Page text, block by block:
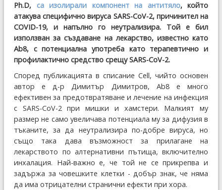
Ph.D, са изолирали компонент на антитяло, който
атакува специфично вируса SARS-CoV-2, причинител на
COVID-19, и напълно го неутрализира. Той е бил
използван за създаване на лекарство, известно като
Ab8, с потенциална употреба като терапевтично и
профилактично средство срещу SARS-CoV-2.
Според публикацията в списание Cell, чийто основен
автор е д-р Димитър Димитров, Ab8 е много
ефективен за предотвратяване и лечение на инфекция
с SARS-CoV-2 при мишки и хамстери. Малкият му
размер не само увеличава потенциала му за дифузия в
тъканите, за да неутрализира по-добре вируса, но
също така дава възможност за прилагане на
лекарството по алтернативни пътища, включително
инхалация. Най-важно е, че той не се прикрепва и
задържа за човешките клетки - добър знак, че няма
да има отрицателни странични ефекти при хора.